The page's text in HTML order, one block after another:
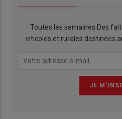
Toutes les semaines Des
viticoles et rurales destinées